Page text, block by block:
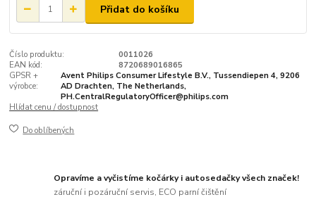
Přidat do košíku
Číslo produktu:
0011026
EAN kód:
8720689016865
GPSR +
výrobce:
Avent Philips Consumer Lifestyle B.V., Tussendiepen 4, 9206
AD Drachten, The Netherlands,
PH.CentralRegulatoryOfficer@philips.com
Hlídat cenu / dostupnost
Do oblíbených
Opravíme a vyčistíme kočárky i autosedačky všech značek!
záruční i pozáruční servis, ECO parní čištění